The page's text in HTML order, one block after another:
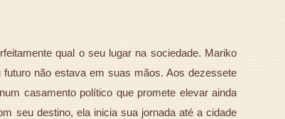
qual o seu lugar na sociedade. Mariko
não estava em suas mãos. Aos dezessete
casamento político que promete elevar ainda
seu destino, ela inicia sua jornada até a cidade